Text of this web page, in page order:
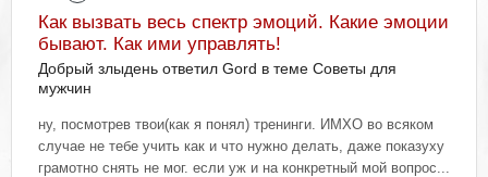
Как вызвать весь спектр эмоций. Какие эмоции
бывают. Как ими управлять!
Добрый злыдень ответил Gord в теме Советы для
мужчин
ну, посмотрев твои(как я понял) тренинги. ИМХО во всяком
случае не тебе учить как и что нужно делать, даже показуху
грамотно снять не мог. если уж и на конкретный мой вопрос...